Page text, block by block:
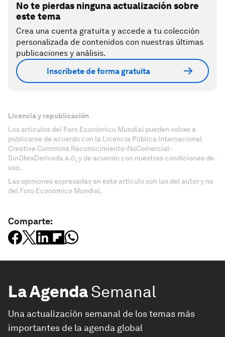
No te pierdas ninguna actualización sobre
este tema
Crea una cuenta gratuita y accede a tu colección
personalizada de contenidos con nuestras últimas
publicaciones y análisis.
Inscríbete de forma gratuita
Licencia y republicación
Los artículos del Foro Económico Mundial pueden volver a
publicarse de acuerdo con la Licencia Pública Internacional
Creative Commons Reconocimiento-NoComercial-
SinObraDerivada 4.0, y de acuerdo con nuestras condiciones de
uso.
Las opiniones expresadas en este artículo son las del autor y no
del Foro Económico Mundial.
Comparte:
La AgendaSemanal
Una actualización semanal de los temas más
importantes de la agenda global